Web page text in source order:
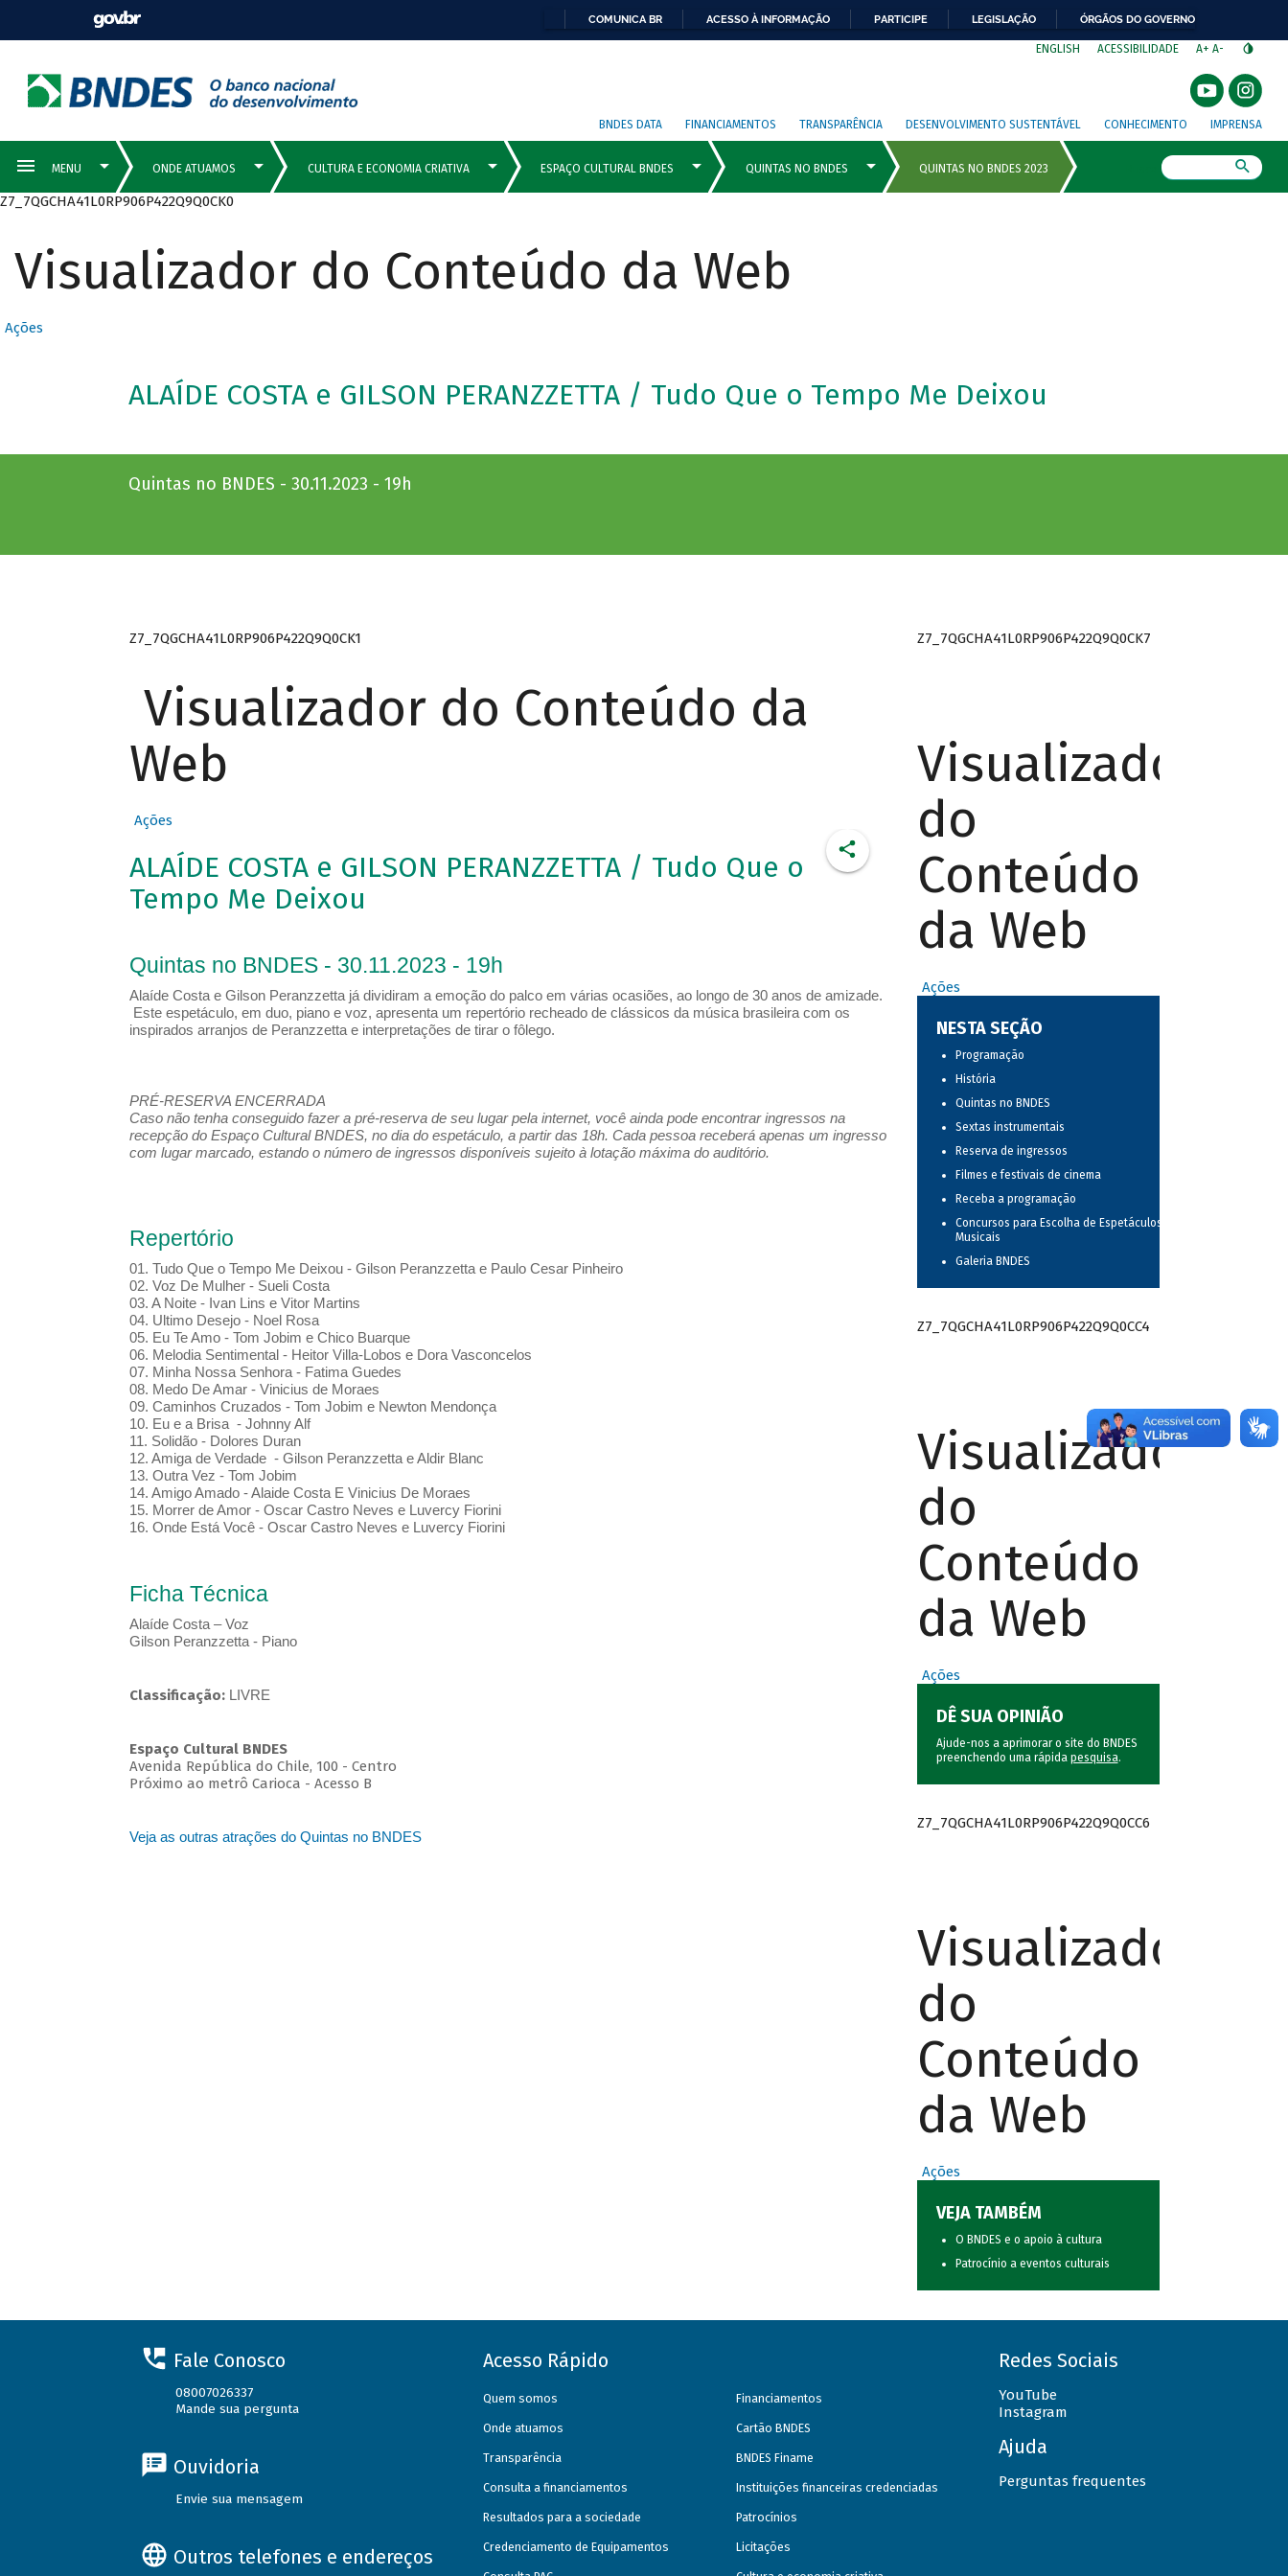
COMUNICA BR ACESSO À INFORMAÇÃO PARTICIPE LEGISLAÇÃO ÓRGÃOS DO GOVERNO
ENGLISH ACESSIBILIDADE A+ A-
BNDES DATA FINANCIAMENTOS TRANSPARÊNCIA DESENVOLVIMENTO SUSTENTÁVEL CONHECIMENTO IMPRENSA
Z7_7QGCHA41L0RP906P422Q9Q0CK0
Visualizador do Conteúdo da Web
Ações
ALAÍDE COSTA e GILSON PERANZZETTA / Tudo Que o Tempo Me Deixou
Quintas no BNDES - 30.11.2023 - 19h
Z7_7QGCHA41L0RP906P422Q9Q0CK1
Visualizador do Conteúdo da
Web
Ações
ALAÍDE COSTA e GILSON PERANZZETTA / Tudo Que o
Tempo Me Deixou
Quintas no BNDES - 30.11.2023 - 19h
Alaíde Costa e Gilson Peranzzetta já dividiram a emoção do palco em várias ocasiões, ao longo de 30 anos de amizade.
Este espetáculo, em duo, piano e voz, apresenta um repertório recheado de clássicos da música brasileira com os
inspirados arranjos de Peranzzetta e interpretações de tirar o fôlego.
PRÉ-RESERVA ENCERRADA
Caso não tenha conseguido fazer a pré-reserva de seu lugar pela internet, você ainda pode encontrar ingressos na
recepção do Espaço Cultural BNDES, no dia do espetáculo, a partir das 18h. Cada pessoa receberá apenas um ingresso
com lugar marcado, estando o número de ingressos disponíveis sujeito à lotação máxima do auditório.
Repertório
01. Tudo Que o Tempo Me Deixou - Gilson Peranzzetta e Paulo Cesar Pinheiro
02. Voz De Mulher - Sueli Costa
03. A Noite - Ivan Lins e Vitor Martins
04. Ultimo Desejo - Noel Rosa
05. Eu Te Amo - Tom Jobim e Chico Buarque
06. Melodia Sentimental - Heitor Villa-Lobos e Dora Vasconcelos
07. Minha Nossa Senhora - Fatima Guedes
08. Medo De Amar - Vinicius de Moraes
09. Caminhos Cruzados - Tom Jobim e Newton Mendonça
10. Eu e a Brisa - Johnny Alf
11. Solidão - Dolores Duran
12. Amiga de Verdade - Gilson Peranzzetta e Aldir Blanc
13. Outra Vez - Tom Jobim
14. Amigo Amado - Alaide Costa E Vinicius De Moraes
15. Morrer de Amor - Oscar Castro Neves e Luvercy Fiorini
16. Onde Está Você - Oscar Castro Neves e Luvercy Fiorini
Ficha Técnica
Alaíde Costa – Voz
Gilson Peranzzetta - Piano
Classificação: LIVRE
Espaço Cultural BNDES
Avenida República do Chile, 100 - Centro
Próximo ao metrô Carioca - Acesso B
Veja as outras atrações do Quintas no BNDES
Z7_7QGCHA41L0RP906P422Q9Q0CK7
Visualizador
do
Conteúdo
da Web
Ações
NESTA SEÇÃO
Programação
História
Quintas no BNDES
Sextas instrumentais
Reserva de ingressos
Filmes e festivais de cinema
Receba a programação
Concursos para Escolha de Espetáculos
Musicais
Galeria BNDES
Z7_7QGCHA41L0RP906P422Q9Q0CC4
Visualizador
do
Conteúdo
da Web
Ações
DÊ SUA OPINIÃO
Ajude-nos a aprimorar o site do BNDES
preenchendo uma rápida pesquisa.
Z7_7QGCHA41L0RP906P422Q9Q0CC6
Visualizador
do
Conteúdo
da Web
Ações
VEJA TAMBÉM
O BNDES e o apoio à cultura
Patrocínio a eventos culturais
Fale Conosco
08007026337
Mande sua pergunta
Ouvidoria
Envie sua mensagem
Outros telefones e endereços
Acesso Rápido
Quem somos
Onde atuamos
Transparência
Consulta a financiamentos
Resultados para a sociedade
Credenciamento de Equipamentos
Financiamentos
Cartão BNDES
BNDES Finame
Instituições financeiras credenciadas
Patrocínios
Licitações
Redes Sociais
YouTube
Instagram
Ajuda
Perguntas frequentes